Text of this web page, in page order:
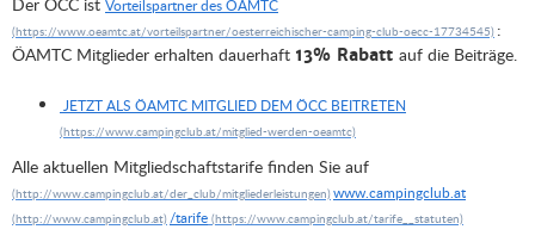
Vorteilspartner des ÖAMTC
:
ÖAMTC Mitglieder erhalten dauerhaft 13% Rabatt auf die Beiträge.
JETZT ALS ÖAMTC MITGLIED DEM ÖCC BEITRETEN
Alle aktuellen Mitgliedschaftstarife finden Sie auf
www.campingclub.at
/tarife